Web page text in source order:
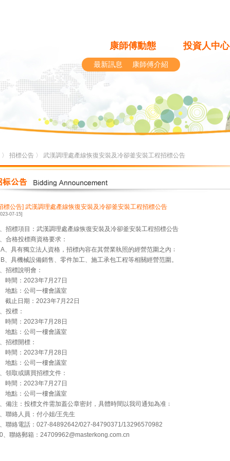
康師傅動態 投資人中心
最新訊息 康師傅介紹
〉 招標公告 〉 武漢調理處產線恢復安裝及冷卻釜安裝工程招標公告
標公告] 武漢調理處產線恢復安裝及冷卻釜安裝工程招標公告
07-15]
招標項目：武漢調理處產線恢復安裝及冷卻釜安裝工程招標公告
合格投標商資格要求：
具有獨立法人資格，招標內容在其營業執照的經營范圍之內﹔
具機械設備銷售、零件加工、施工承包工程等相關經營范圍。
招標說明會：
間：2023年7月27日
點：公司一樓會議室
止日期：2023年7月22日
投標：
間：2023年7月28日
點：公司一樓會議室
招標開標：
間：2023年7月28日
點：公司一樓會議室
領取或購買招標文件：
間：2023年7月27日
點：公司一樓會議室
備注：投標文件需加蓋公章密封，具體時間以我司通知為准﹔
聯絡人員：付小姐/王先生
聯絡電話：027-84892642/027-84790371/13296570982
、聯絡郵箱：24709962@masterkong.com.cn